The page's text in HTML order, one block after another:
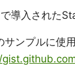
導入された
サンプルに使